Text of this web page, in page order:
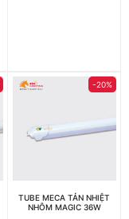
-20%
TUBE MECA TẢN NHIỆT
NHÔM MAGIC 36W